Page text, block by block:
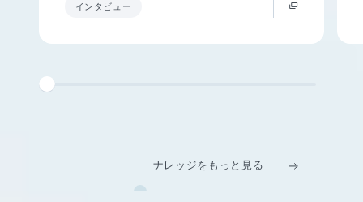
インタビュー
ナレッジをもっと見る